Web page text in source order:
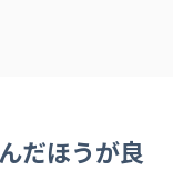
だほうが良